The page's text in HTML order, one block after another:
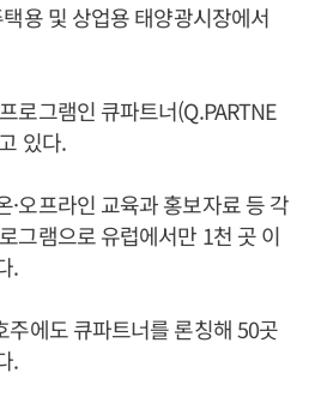
용 및 상업용 태양광시장에서
로그램인 큐파트너(Q.PARTNE
있다.
·오프라인 교육과 홍보자료 등 각
그램으로 유럽에서만 1천 곳 이
.
주에도 큐파트너를 론칭해 50곳
.